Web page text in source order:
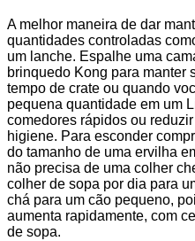
A melhor maneira de dar
quantidades controladas
um lanche. Espalhe uma
brinquedo Kong para manter
tempo de crate ou quando
pequena quantidade em um
comedores rápidos ou
higiene. Para esconder
do tamanho de uma ervilha
não precisa de uma colher
colher de sopa por dia para
chá para um cão pequeno,
aumenta rapidamente, com
de sopa.